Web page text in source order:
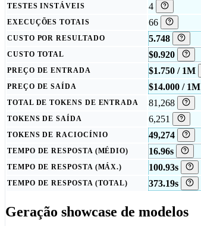
TESTES INSTÁVEIS 4
EXECUÇÕES TOTAIS 66
CUSTO POR RESULTADO 5.748
CUSTO TOTAL $0.920
PREÇO DE ENTRADA $1.750 / 1M
PREÇO DE SAÍDA $14.000 / 1M
TOTAL DE TOKENS DE ENTRADA 81,268
TOKENS DE SAÍDA 6,251
TOKENS DE RACIOCÍNIO 49,274
TEMPO DE RESPOSTA (MÉDIO) 16.96s
TEMPO DE RESPOSTA (MÁX.) 100.93s
TEMPO DE RESPOSTA (TOTAL) 373.19s
Geração showcase de modelos